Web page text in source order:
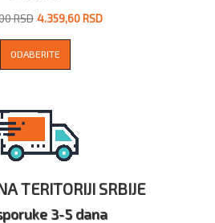
RSD 4.359,60 RSD
ODABERITE
TERITORIJI SRBIJE
3-5 dana